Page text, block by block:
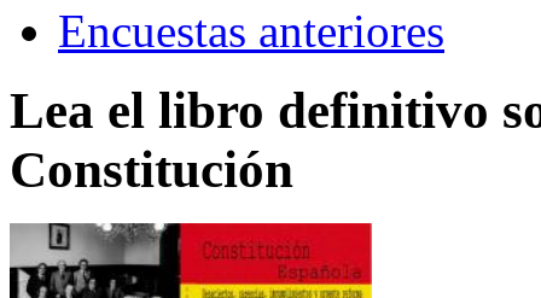
Encuestas anteriores
Lea el libro definitivo
Constitución